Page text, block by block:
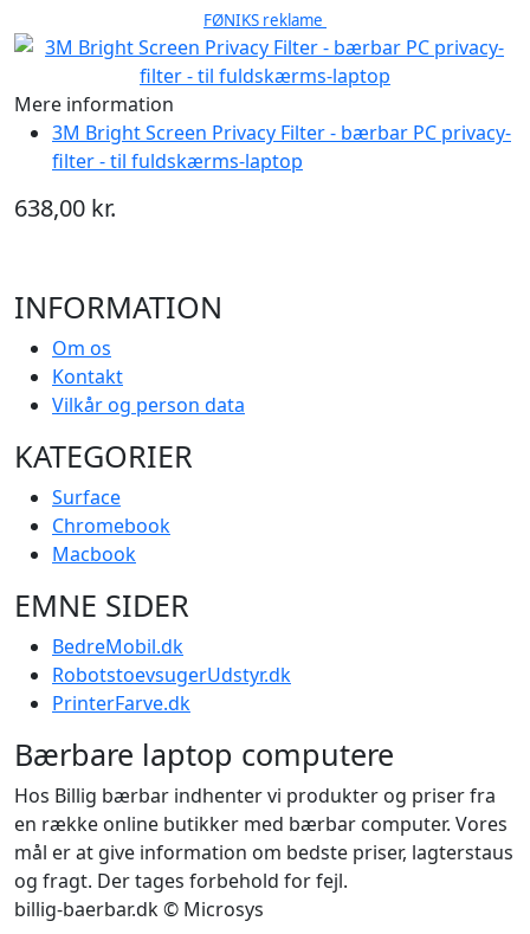
FØNIKS reklame
Mere information
3M Bright Screen Privacy Filter - bærbar PC privacy-
filter - til fuldskærms-laptop
638,00 kr.
INFORMATION
Om os
Kontakt
Vilkår og person data
KATEGORIER
Surface
Chromebook
Macbook
EMNE SIDER
BedreMobil.dk
RobotstoevsugerUdstyr.dk
PrinterFarve.dk
Bærbare laptop computere
Hos Billig bærbar indhenter vi produkter og priser fra
en række online butikker med bærbar computer. Vores
mål er at give information om bedste priser, lagterstaus
og fragt. Der tages forbehold for fejl.
billig-baerbar.dk © Microsys